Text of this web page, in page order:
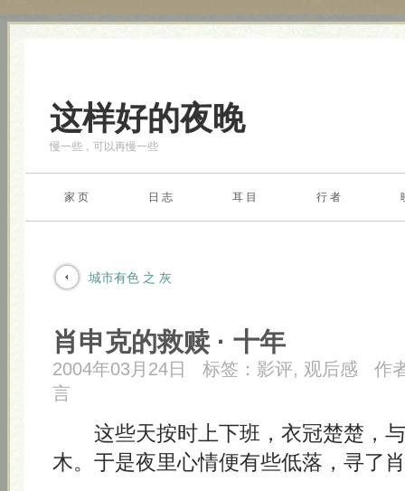
这样好的夜晚
慢一些，可以再慢一些
家 页 日 志 耳 目 行 者
城市有色 之 灰
肖申克的救赎 · 十年
2004年03月24日 标签： 影评, 观后感
作
言
这些天按时上下班，衣冠楚楚，与
木。于是夜里心情便有些低落，寻了